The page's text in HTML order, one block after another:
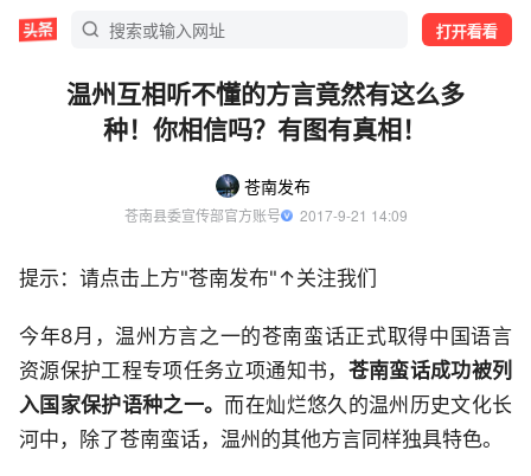
打开看看
温州互相听不懂的方言竟然有这么多
种！你相信吗？有图有真相！
苍南发布
苍南县委宣传部官方账号
  2017-9-21 14:09
提示：请点击上方"苍南发布"↑关注我们
今年8月，温州方言之一的苍南蛮话正式取得中国语言
资源保护工程专项任务立项通知书， 苍南蛮话成功被列
入国家保护语种之一。 而在灿烂悠久的温州历史文化长
河中，除了苍南蛮话，温州的其他方言同样独具特色。